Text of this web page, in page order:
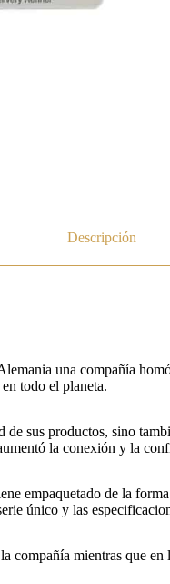
Descripción
una compañía
todo el planeta.
de sus productos, sino
la conexión y la
empaquetado de la
único y las
compañía mientras que